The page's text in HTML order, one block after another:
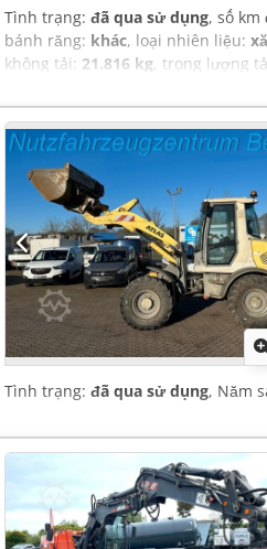
Tình trạng: đã qua sử dụng, số km
bánh răng: khác, loại nhiên liệu:
không tải: 21.816 kg, trọng lượng
7.700 mm, cabin lái:khác, chiều
điều hòa không khí,
Tình trạng: đã qua sử dụng, Năm